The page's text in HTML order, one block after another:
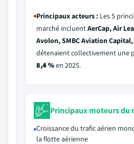
Principaux acteurs : Les 5
marché incluentAerCap, Air
Avolon, SMBC Aviation
détenaient collectivement une
8,4 %en 2025.
Principaux moteurs du
Croissance du trafic aérien
la flotte aérienne